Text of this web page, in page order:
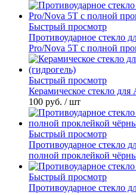
Быстрый просмотр
Противоударное стекло
Pro/Nova 5T с полной
Быстрый просмотр
Керамическое стекло
100 руб. / шт
Быстрый просмотр
Противоударное стекло
полной проклейкой
Быстрый просмотр
Противоударное стекло